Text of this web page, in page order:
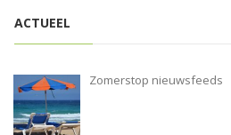
ACTUEEL
Zomerstop nieuwsfeeds